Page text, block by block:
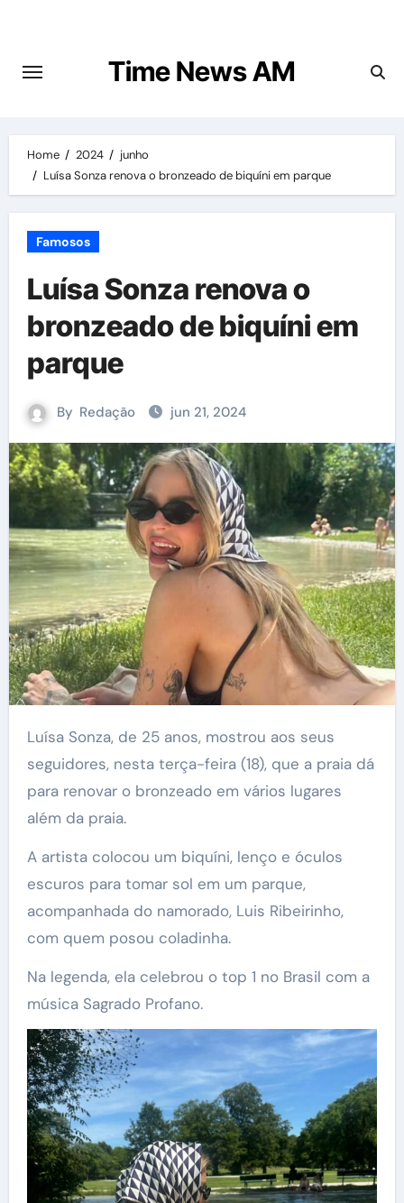
content
Time News AM
Home 2024
junho
Luísa Sonza renova o bronzeado de biquíni em parque
Famosos
Luísa Sonza renova o
bronzeado de biquíni em
parque
By Redação jun 21, 2024
Luísa Sonza, de 25 anos, mostrou aos seus
seguidores, nesta terça-feira (18), que a praia dá
para renovar o bronzeado em vários lugares
além da praia.
A artista colocou um biquíni, lenço e óculos
escuros para tomar sol em um parque,
acompanhada do namorado, Luis Ribeirinho,
com quem posou coladinha.
Na legenda, ela celebrou o top 1 no Brasil com a
música Sagrado Profano.